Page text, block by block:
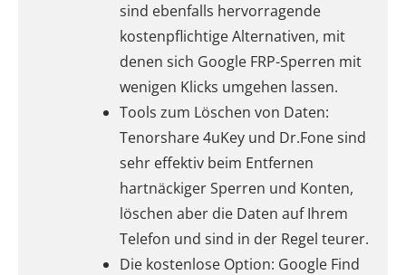
sind ebenfalls hervorragende
kostenpflichtige Alternativen, mit
denen sich Google FRP-Sperren mit
wenigen Klicks umgehen lassen.
Tools zum Löschen von Daten:
Tenorshare 4uKey und Dr.Fone sind
sehr effektiv beim Entfernen
hartnäckiger Sperren und Konten,
löschen aber die Daten auf Ihrem
Telefon und sind in der Regel teurer.
Die kostenlose Option: Google Find